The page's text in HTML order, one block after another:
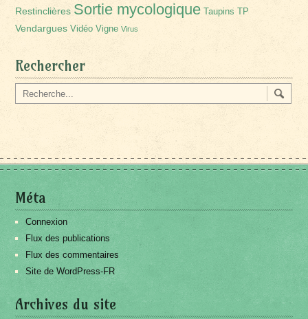
Restinclières Sortie mycologique Taupins TP
Vendargues Vidéo Vigne Virus
Rechercher
Méta
Connexion
Flux des publications
Flux des commentaires
Site de WordPress-FR
Archives du site